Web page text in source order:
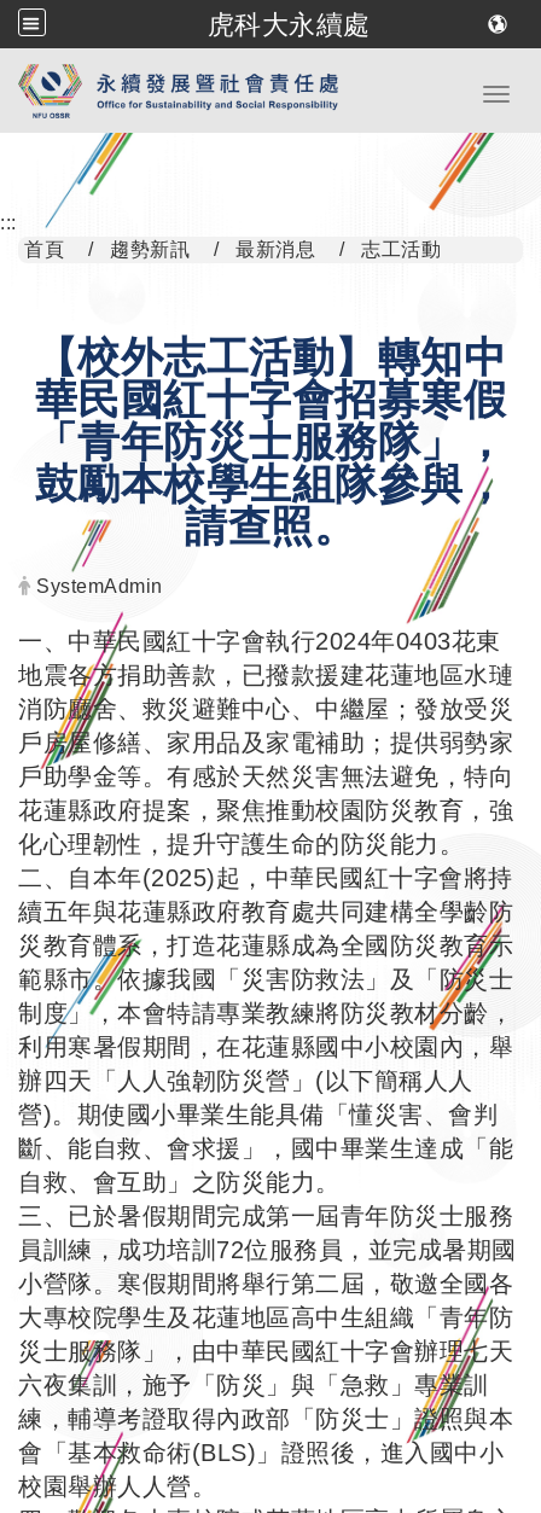
虎科大永續處
跳到主要內容
:::
首頁
趨勢新訊 最新消息 志工活動
【校外志工活動】轉知中
華民國紅十字會招募寒假
「青年防災士服務隊」，
鼓勵本校學生組隊參與，
請查照。
發布者：
SystemAdmin
一、中華民國紅十字會執行2024年0403花東
地震各方捐助善款，已撥款援建花蓮地區水璉
消防廳舍、救災避難中心、中繼屋；發放受災
戶房屋修繕、家用品及家電補助；提供弱勢家
戶助學金等。有感於天然災害無法避免，特向
花蓮縣政府提案，聚焦推動校園防災教育，強
化心理韌性，提升守護生命的防災能力。
二、自本年(2025)起，中華民國紅十字會將持
續五年與花蓮縣政府教育處共同建構全學齡防
災教育體系，打造花蓮縣成為全國防災教育示
範縣市。依據我國「災害防救法」及「防災士
制度」，本會特請專業教練將防災教材分齡，
利用寒暑假期間，在花蓮縣國中小校園內，舉
辦四天「人人強韌防災營」(以下簡稱人人
營)。期使國小畢業生能具備「懂災害、會判
斷、能自救、會求援」，國中畢業生達成「能
自救、會互助」之防災能力。
三、已於暑假期間完成第一屆青年防災士服務
員訓練，成功培訓72位服務員，並完成暑期國
小營隊。寒假期間將舉行第二屆，敬邀全國各
大專校院學生及花蓮地區高中生組織「青年防
災士服務隊」，由中華民國紅十字會辦理七天
六夜集訓，施予「防災」與「急救」專業訓
練，輔導考證取得內政部「防災士」證照與本
會「基本救命術(BLS)」證照後，進入國中小
校園舉辦人人營。